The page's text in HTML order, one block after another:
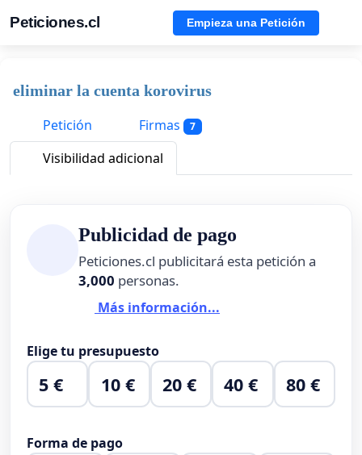
Peticiones.cl Empieza una Petición
eliminar la cuenta korovirus
Petición
Firmas 7
Visibilidad adicional
Publicidad de pago
Peticiones.cl publicitará esta petición a
3,000 personas.
Más información...
Elige tu presupuesto
5 € 10 € 20 € 40 € 80 €
Forma de pago